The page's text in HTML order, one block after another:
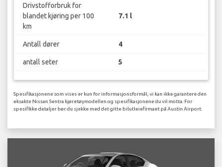
Drivstofforbruk for
blandet kjøring per 100
km
7.1 l
Antall dører 4
antall seter 5
Spesifikasjonene som vises er kun for informasjonsformål, vi kan ikke garantere den
eksakte Nissan Sentra kjøretøymodellen og spesifikasjonene du vil motta. For
spesifikke detaljer bør du sjekke med det gitte bilutleiefirmaet på Austin Airport.